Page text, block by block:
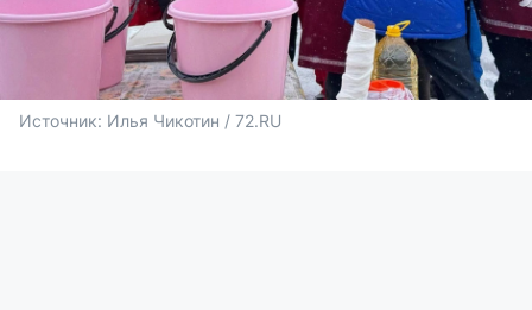
Источник: Илья Чикотин / 72.RU